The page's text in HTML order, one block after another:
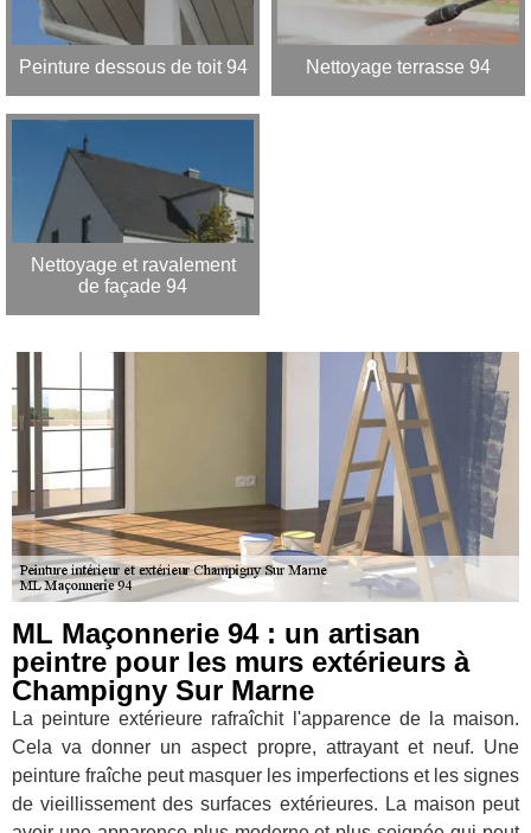
Peinture dessous de toit 94 Nettoyage terrasse 94
Nettoyage et ravalement
de façade 94
ML Maçonnerie 94 : un artisan
peintre pour les murs extérieurs à
Champigny Sur Marne
La peinture extérieure rafraîchit l'apparence de la maison.
Cela va donner un aspect propre, attrayant et neuf. Une
peinture fraîche peut masquer les imperfections et les signes
de vieillissement des surfaces extérieures. La maison peut